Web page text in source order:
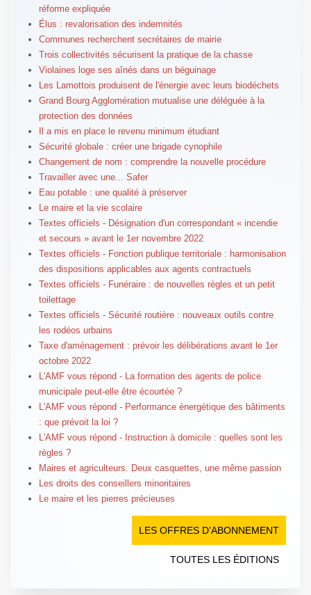
réforme expliquée
Élus : revalorisation des indemnités
Communes recherchent secrétaires de mairie
Trois collectivités sécurisent la pratique de la chasse
Violaines loge ses aînés dans un béguinage
Les Lamottois produisent de l'énergie avec leurs biodéchets
Grand Bourg Agglomération mutualise une déléguée à la
protection des données
Il a mis en place le revenu minimum étudiant
Sécurité globale : créer une brigade cynophile
Changement de nom : comprendre la nouvelle procédure
Travailler avec une... Safer
Eau potable : une qualité à préserver
Le maire et la vie scolaire
Textes officiels - Désignation d'un correspondant « incendie
et secours » avant le 1er novembre 2022
Textes officiels - Fonction publique territoriale : harmonisation
des dispositions applicables aux agents contractuels
Textes officiels - Funéraire : de nouvelles règles et un petit
toilettage
Textes officiels - Sécurité routière : nouveaux outils contre
les rodéos urbains
Taxe d'aménagement : prévoir les délibérations avant le 1er
octobre 2022
L'AMF vous répond - La formation des agents de police
municipale peut-elle être écourtée ?
L'AMF vous répond - Performance énergétique des bâtiments
: que prévoit la loi ?
L'AMF vous répond - Instruction à domicile : quelles sont les
règles ?
Maires et agriculteurs. Deux casquettes, une même passion
Les droits des conseillers minoritaires
Le maire et les pierres précieuses
LES OFFRES D’ABONNEMENT
TOUTES LES ÉDITIONS